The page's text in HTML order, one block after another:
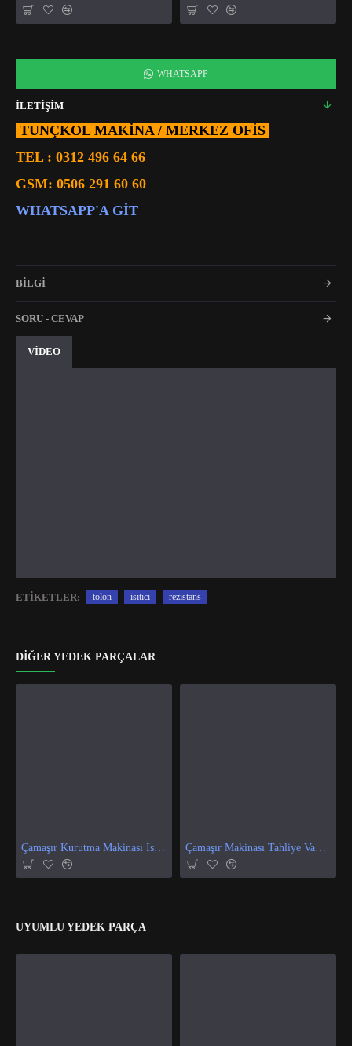
WHATSAPP
İLETİŞİM
TUNÇKOL MAKİNA / MERKEZ OFIS
TEL : 0312 496 64 66
GSM: 0506 291 60 60
WHATSAPP'A GIT
BİLGİ
SORU - CEVAP
VİDEO
ETIKETLER: tolon isıtıcı rezistans
DIĞER YEDEK PARÇALAR
Çamaşır Makinası Tahliye Vanası
UYUMLU YEDEK PARÇA